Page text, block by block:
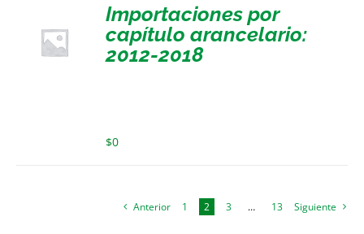
Importaciones por
capítulo arancelario:
2012-2018
$0
Anterior 1 2 3 … 13 Siguiente